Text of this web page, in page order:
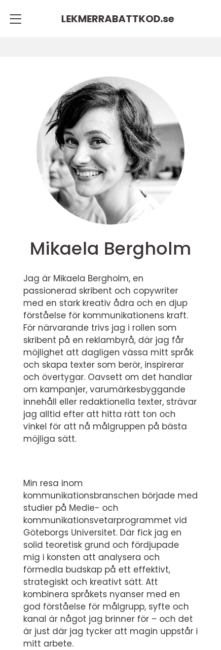
LEKMERRABATTKOD.se
Mikaela Bergholm
Jag är Mikaela Bergholm, en
passionerad skribent och copywriter
med en stark kreativ ådra och en djup
förståelse för kommunikationens kraft.
För närvarande trivs jag i rollen som
skribent på en reklambyrå, där jag får
möjlighet att dagligen vässa mitt språk
och skapa texter som berör, inspirerar
och övertygar. Oavsett om det handlar
om kampanjer, varumärkesbyggande
innehåll eller redaktionella texter, strävar
jag alltid efter att hitta rätt ton och
vinkel för att nå målgruppen på bästa
möjliga sätt.
Min resa inom
kommunikationsbranschen började med
studier på Medie- och
kommunikationsvetarprogrammet vid
Göteborgs Universitet. Där fick jag en
solid teoretisk grund och fördjupade
mig i konsten att analysera och
förmedla budskap på ett effektivt,
strategiskt och kreativt sätt. Att
kombinera språkets nyanser med en
god förståelse för målgrupp, syfte och
kanal är något jag brinner för – och det
är just där jag tycker att magin uppstår i
mitt arbete.